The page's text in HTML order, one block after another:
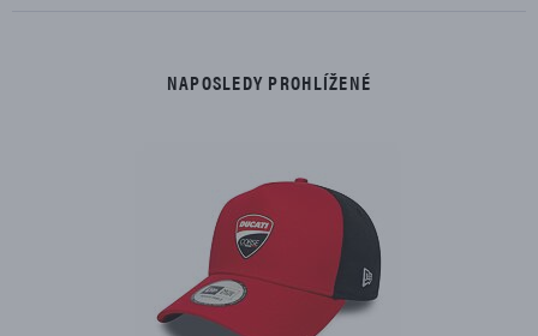
NAPOSLEDY PROHLÍŽENÉ